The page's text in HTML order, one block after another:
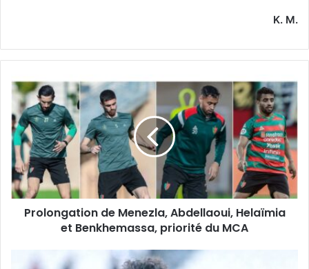
K. M.
Prolongation
de
Menezla,
Abdellaoui,
Helaïmia
et
Benkhemassa,
priorité
du
MCAProlongation de Menezla, Abdellaoui, Helaïmia
et Benkhemassa, priorité du MCA